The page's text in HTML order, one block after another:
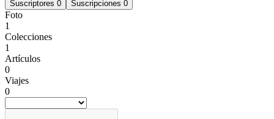
Suscriptores 0 Suscripciones 0
Foto
1
Colecciones
1
Artículos
0
Viajes
0